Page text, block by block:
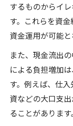
するものからイ
す。これらを資
資金運用が可能と
また、現金流出
による負担増加
す。例えば、仕
資などの大口支
ることがあります。